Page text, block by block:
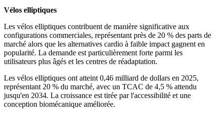
Vélos elliptiques
Les vélos elliptiques contribuent de manière significative aux
configurations commerciales, représentant près de 20 % des parts de
marché alors que les alternatives cardio à faible impact gagnent en
popularité. La demande est particulièrement forte parmi les
utilisateurs plus âgés et les centres de réadaptation.
Les vélos elliptiques ont atteint 0,46 milliard de dollars en 2025,
représentant 20 % du marché, avec un TCAC de 4,5 % attendu
jusqu'en 2034. La croissance est tirée par l'accessibilité et une
conception biomécanique améliorée.